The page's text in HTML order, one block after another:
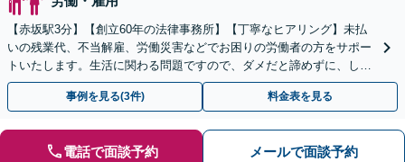
【赤坂駅3分】【創立60年の法律事務所】【丁寧なヒアリング】未払
いの残業代、不当解雇、労働災害などでお困りの労働者の方をサポー
トいたします。生活に関わる問題ですので、ダメだと諦めずに、しっ
かりと労働者の権利を主張していきましょう。
事例を見る(3件) 料金表を見る
電話で面談予約 メールで面談予約